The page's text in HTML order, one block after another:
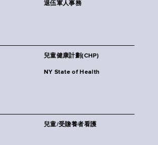
退伍軍人事務
兒童健康計劃(CHP)
NY State of Health
兒童/受贍養者看護